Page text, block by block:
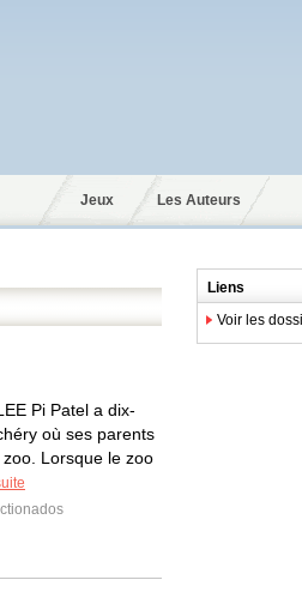
Jeux Les Auteurs
Pi Patel a dix-
où ses parents
Lorsque le zoo
Liens
Voir les